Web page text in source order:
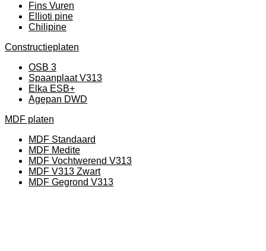
Fins Vuren
Ellioti pine
Chilipine
Constructieplaten
OSB 3
Spaanplaat V313
Elka ESB+
Agepan DWD
MDF platen
MDF Standaard
MDF Medite
MDF Vochtwerend V313
MDF V313 Zwart
MDF Gegrond V313